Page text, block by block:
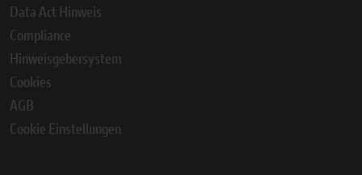
Data Act Hinweis
Compliance
Hinweisgebersystem
Cookies
AGB
Cookie Einstellungen